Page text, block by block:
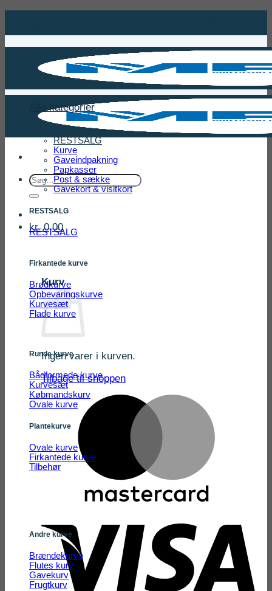
Søg
efter:
kr.0,00
Kurv
Ingen varer i kurven.
Tilbage til shoppen
Alle kategorier
RESTSALG
Kurve
Gaveindpakning
Papkasser
Post & sække
Gavekort & visitkort
RESTSALG
RESTSALG
Firkantede kurve
Brødkurve
Opbevaringskurve
Kurvesæt
Flade kurve
Runde kurve
Bådformede kurve
Kurvesæt
Købmandskurv
Ovale kurve
Plantekurve
Ovale kurve
Firkantede kurve
Tilbehør
Andre kurve
Brændekurve
Flutes kurv
Gavekurv
Frugtkurv